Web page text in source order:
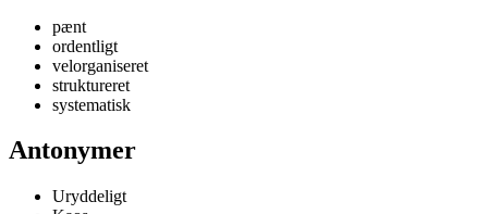
pænt
ordentligt
velorganiseret
struktureret
systematisk
Antonymer
Uryddeligt